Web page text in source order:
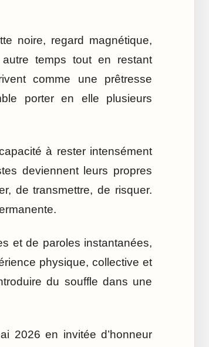
noire, regard magnétique,
temps tout en restant
comme une prêtresse
porter en elle plusieurs
à rester intensément
deviennent leurs propres
de transmettre, de risquer.
et de paroles instantanées,
physique, collective et
du souffle dans une
2026 en invitée d’honneur